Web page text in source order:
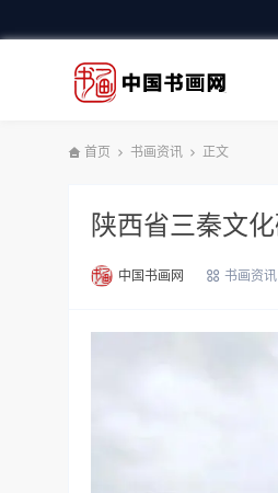
首页 书画资讯 正文
陕西省三秦文
中国书画网 书画资讯